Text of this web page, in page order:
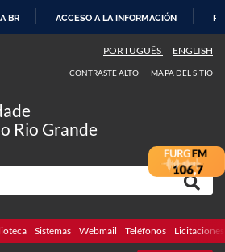
CONTENIDO
BR ACCESO A LA INFORMACIÓN
PORTUGUÊS ENGLISH
CONTRASTE ALTO MAPA DEL SITIO
Rio Grande
Sistemas Webmail Teléfonos Licitaciones